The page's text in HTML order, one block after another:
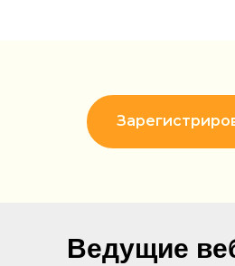
Ведущие